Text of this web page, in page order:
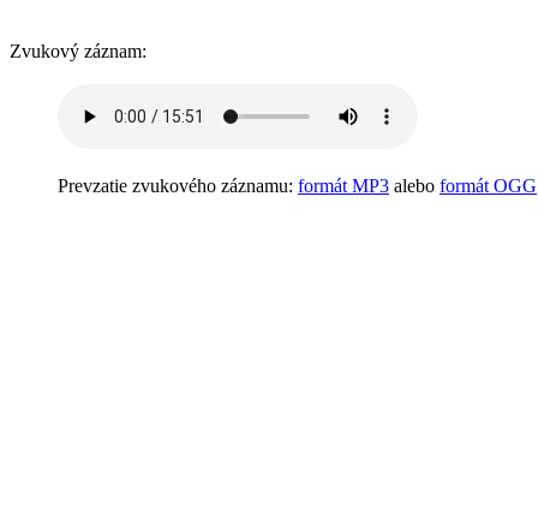
Zvukový záznam:
Prevzatie zvukového záznamu: formát MP3 alebo formát OGG